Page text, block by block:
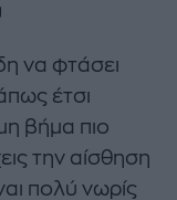
να φτάσει
έτσι
βήμα πιο
την αίσθηση
πολύ νωρίς